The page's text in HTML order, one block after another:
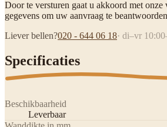
Door te versturen gaat u akkoord met
gegevens om uw aanvraag te
Liever bellen?020 - 644 06 18· di–vr
Specificaties
Beschikbaarheid
Leverbaar